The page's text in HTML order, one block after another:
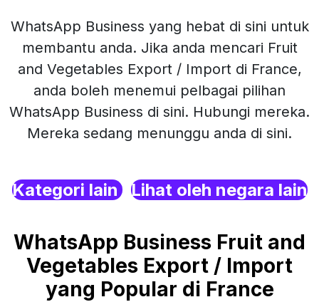
WhatsApp Business yang hebat di sini untuk
membantu anda. Jika anda mencari Fruit
and Vegetables Export / Import di France,
anda boleh menemui pelbagai pilihan
WhatsApp Business di sini. Hubungi mereka.
Mereka sedang menunggu anda di sini.
Kategori lain Lihat oleh negara lain
WhatsApp Business Fruit and
Vegetables Export / Import
yang Popular di France